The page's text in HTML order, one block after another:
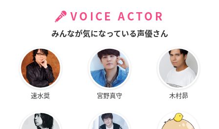
VOICE ACTOR
みんなが気になっている声優さん
速水奨 宮野真守 木村昴